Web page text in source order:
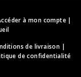
à mon compte|
de livraison |
de confidentialité